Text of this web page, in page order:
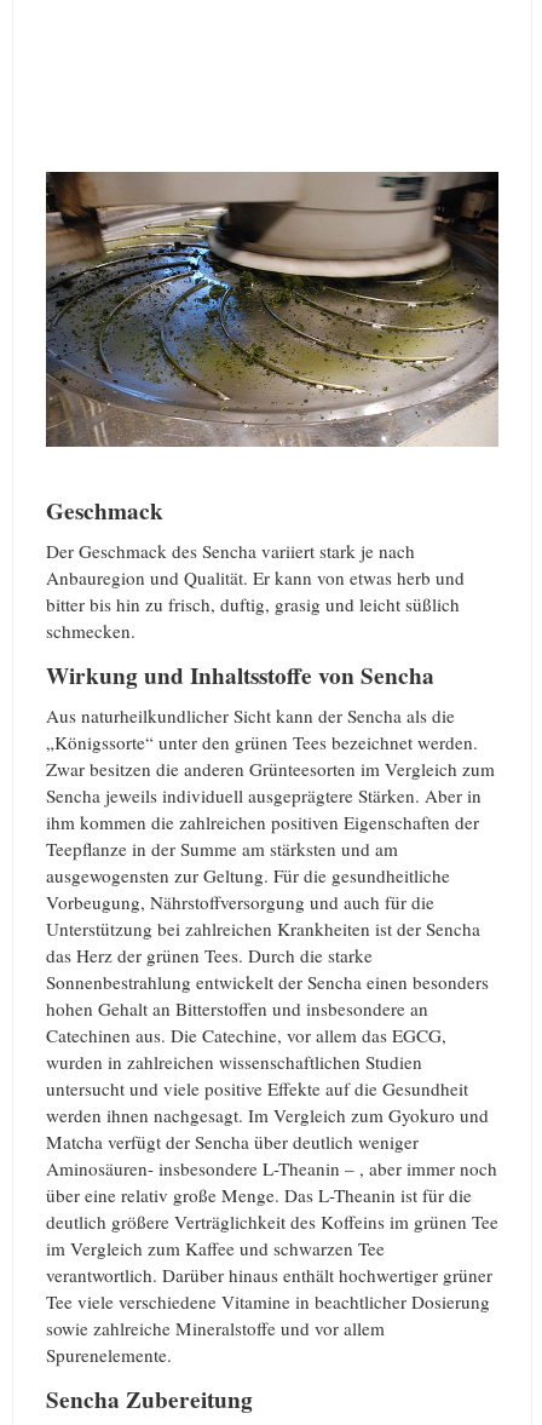
Geschmack
Der Geschmack des Sencha variiert stark je nach
Anbauregion und Qualität. Er kann von etwas herb und
bitter bis hin zu frisch, duftig, grasig und leicht süßlich
schmecken.
Wirkung und Inhaltsstoffe von Sencha
Aus naturheilkundlicher Sicht kann der Sencha als die
„Königssorte“ unter den grünen Tees bezeichnet werden.
Zwar besitzen die anderen Grünteesorten im Vergleich zum
Sencha jeweils individuell ausgeprägtere Stärken. Aber in
ihm kommen die zahlreichen positiven Eigenschaften der
Teepflanze in der Summe am stärksten und am
ausgewogensten zur Geltung. Für die gesundheitliche
Vorbeugung, Nährstoffversorgung und auch für die
Unterstützung bei zahlreichen Krankheiten ist der Sencha
das Herz der grünen Tees. Durch die starke
Sonnenbestrahlung entwickelt der Sencha einen besonders
hohen Gehalt an Bitterstoffen und insbesondere an
Catechinen aus. Die Catechine, vor allem das EGCG,
wurden in zahlreichen wissenschaftlichen Studien
untersucht und viele positive Effekte auf die Gesundheit
werden ihnen nachgesagt. Im Vergleich zum Gyokuro und
Matcha verfügt der Sencha über deutlich weniger
Aminosäuren- insbesondere L-Theanin – , aber immer noch
über eine relativ große Menge. Das L-Theanin ist für die
deutlich größere Verträglichkeit des Koffeins im grünen Tee
im Vergleich zum Kaffee und schwarzen Tee
verantwortlich. Darüber hinaus enthält hochwertiger grüner
Tee viele verschiedene Vitamine in beachtlicher Dosierung
sowie zahlreiche Mineralstoffe und vor allem
Spurenelemente.
Sencha Zubereitung